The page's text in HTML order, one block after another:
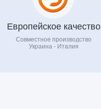
Европейское качество
Совместное производство
Украина - Италия